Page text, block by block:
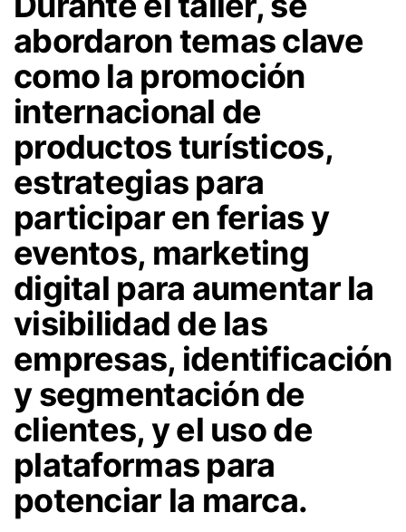
abordaron temas clave
como la promoción
internacional de
productos turísticos,
estrategias para
participar en ferias y
eventos, marketing
digital para aumentar la
visibilidad de las
empresas, identificación
y segmentación de
clientes, y el uso de
plataformas para
potenciar la marca.